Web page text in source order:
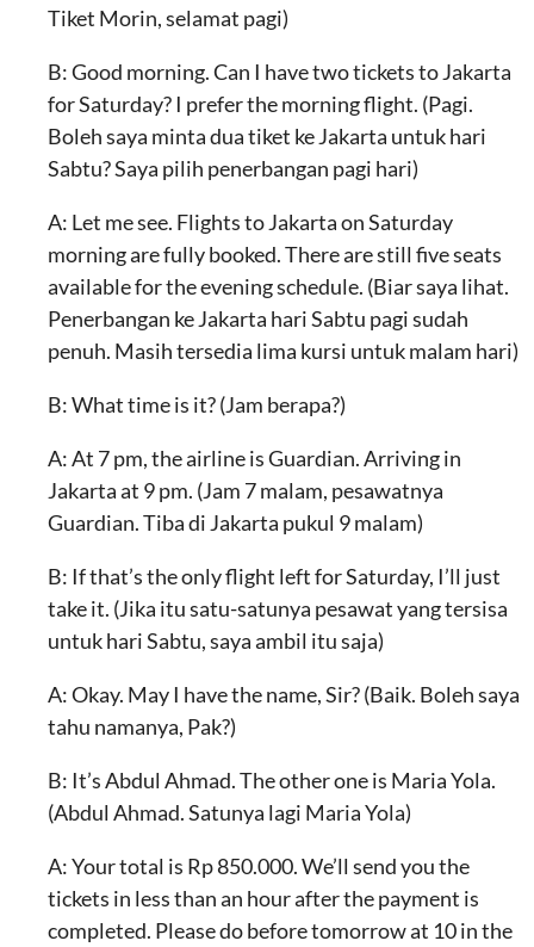
Tiket Morin, selamat pagi)
B: Good morning. Can I have two tickets to Jakarta
for Saturday? I prefer the morning flight. (Pagi.
Boleh saya minta dua tiket ke Jakarta untuk hari
Sabtu? Saya pilih penerbangan pagi hari)
A: Let me see. Flights to Jakarta on Saturday
morning are fully booked. There are still five seats
available for the evening schedule. (Biar saya lihat.
Penerbangan ke Jakarta hari Sabtu pagi sudah
penuh. Masih tersedia lima kursi untuk malam hari)
B: What time is it? (Jam berapa?)
A: At 7 pm, the airline is Guardian. Arriving in
Jakarta at 9 pm. (Jam 7 malam, pesawatnya
Guardian. Tiba di Jakarta pukul 9 malam)
B: If that’s the only flight left for Saturday, I’ll just
take it. (Jika itu satu-satunya pesawat yang tersisa
untuk hari Sabtu, saya ambil itu saja)
A: Okay. May I have the name, Sir? (Baik. Boleh saya
tahu namanya, Pak?)
B: It’s Abdul Ahmad. The other one is Maria Yola.
(Abdul Ahmad. Satunya lagi Maria Yola)
A: Your total is Rp 850.000. We’ll send you the
tickets in less than an hour after the payment is
completed. Please do before tomorrow at 10 in the